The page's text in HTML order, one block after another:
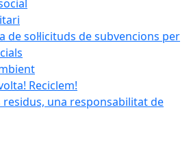
de sol·licituds de subvencions per
Reciclem!
residus, una responsabilitat de